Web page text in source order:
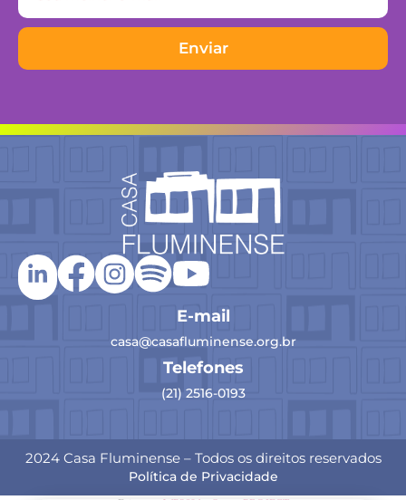
Enviar
E-mail
casa@casafluminense.org.br
Telefones
(21) 2516-0193
2024 Casa Fluminense – Todos os direitos reservados
Política de Privacidade